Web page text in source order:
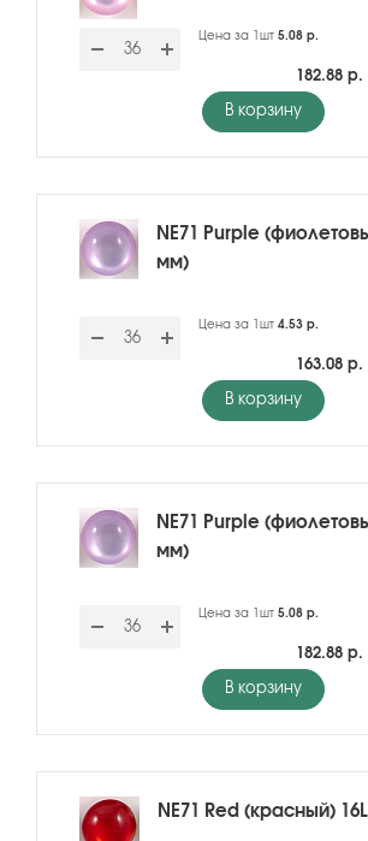
Цена за 1шт 5.08 р.
182.88 р.
В корзину
NE71 Purple
мм)
Цена за 1шт 4.53 р.
163.08 р.
В корзину
NE71 Purple
мм)
Цена за 1шт 5.08 р.
182.88 р.
В корзину
NE71 Red (красный)